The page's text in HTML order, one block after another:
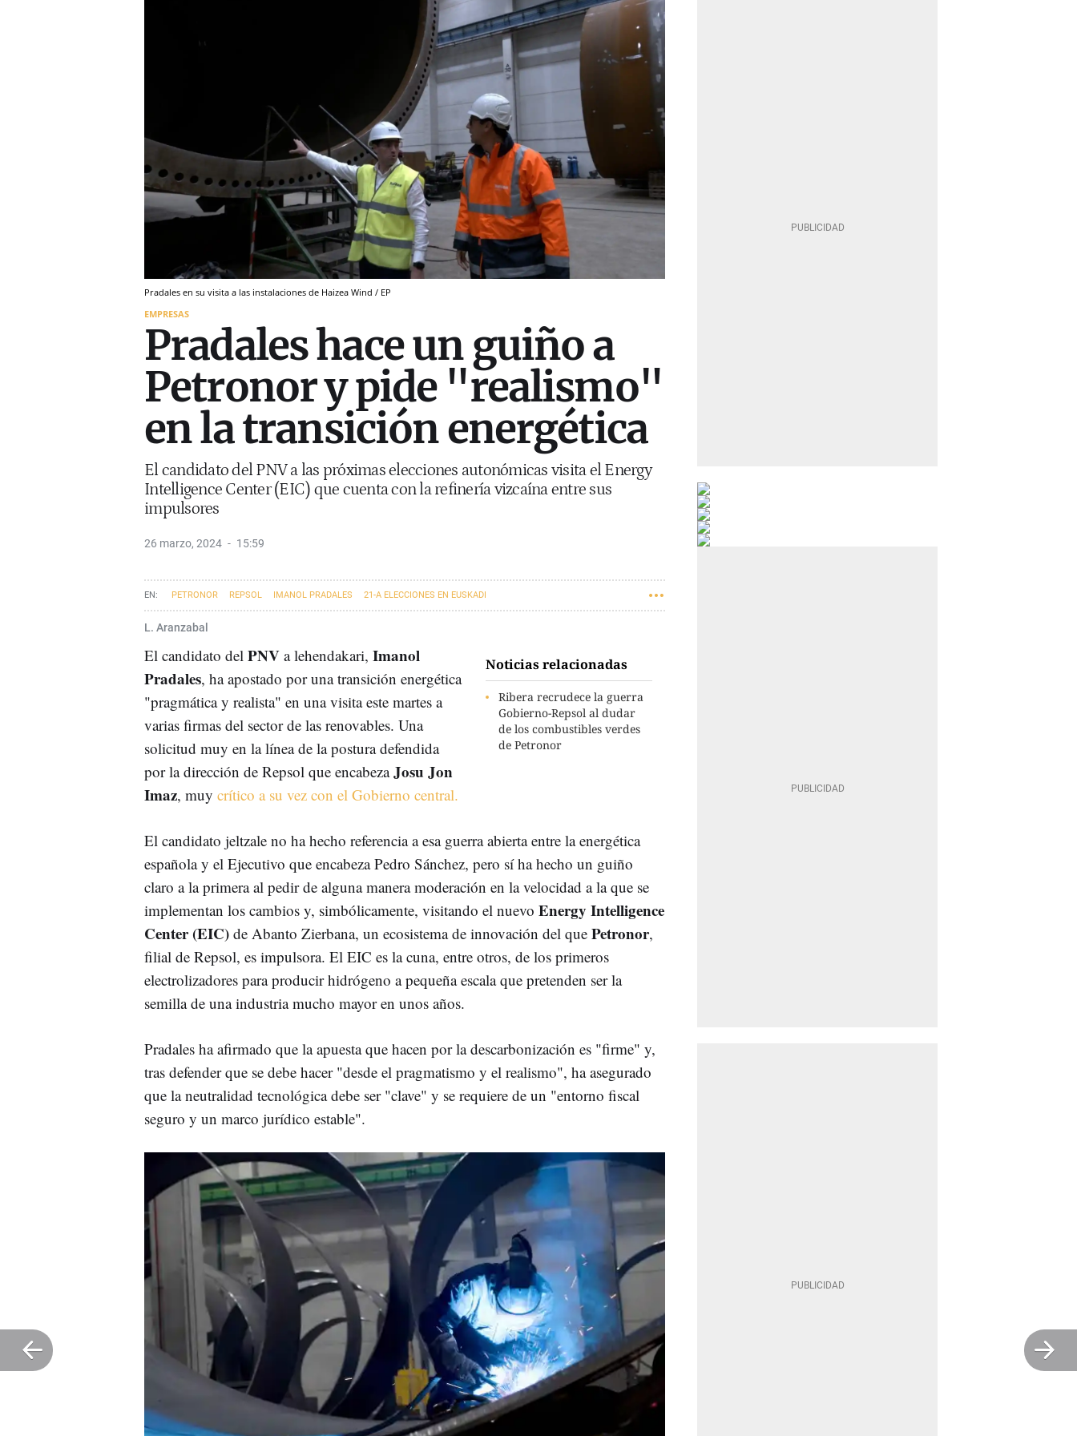
Pradales en su visita a las instalaciones de Haizea Wind / EP
EMPRESAS
Pradales hace un guiño a
Petronor y pide "realismo"
en la transición energética
El candidato del PNV a las próximas elecciones autonómicas visita el Energy
Intelligence Center (EIC) que cuenta con la refinería vizcaína entre sus
impulsores
26 marzo, 2024 15:59
PETRONOR REPSOL IMANOL PRADALES 21-A ELECCIONES EN EUSKADI
L. Aranzabal
Noticias relacionadas
Ribera recrudece la guerra
Gobierno-Repsol al dudar
de los combustibles verdes
de Petronor
El candidato del PNV a lehendakari, Imanol
Pradales, ha apostado por una transición energética
"pragmática y realista" en una visita este martes a
varias firmas del sector de las renovables. Una
solicitud muy en la línea de la postura defendida
por la dirección de Repsol que encabezaJosu Jon
Imaz, muy crítico a su vez con el Gobierno central.
El candidato jeltzale no ha hecho referencia a esa guerra abierta entre la energética
española y el Ejecutivo que encabeza Pedro Sánchez, pero sí ha hecho un guiño
claro a la primera al pedir de alguna manera moderación en la velocidad a la que se
implementan los cambios y, simbólicamente, visitando el nuevo Energy Intelligence
Center (EIC) de Abanto Zierbana, un ecosistema de innovación del que Petronor,
filial de Repsol, es impulsora. El EIC es la cuna, entre otros, de los primeros
electrolizadores para producir hidrógeno a pequeña escala que pretenden ser la
semilla de una industria mucho mayor en unos años.
Pradales ha afirmado que la apuesta que hacen por la descarbonización es "firme" y,
tras defender que se debe hacer "desde el pragmatismo y el realismo", ha asegurado
que la neutralidad tecnológica debe ser "clave" y se requiere de un "entorno fiscal
seguro y un marco jurídico estable".